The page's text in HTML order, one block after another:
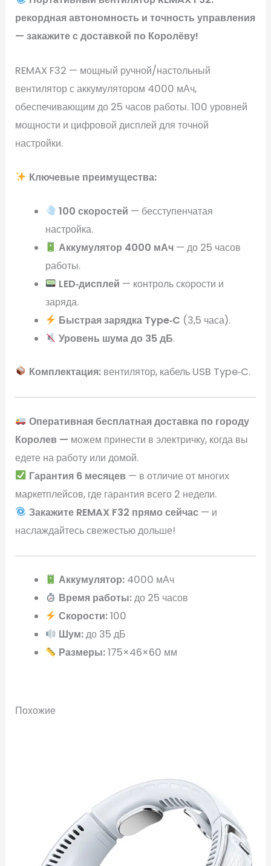
рекордная автономность и точность управления
— закажите с доставкой по Королёву!
REMAX F32 — мощный ручной/настольный
вентилятор с аккумулятором 4000 мАч,
обеспечивающим до 25 часов работы. 100 уровней
мощности и цифровой дисплей для точной
настройки.
Ключевые преимущества:
100 скоростей — бесступенчатая
настройка.
Аккумулятор 4000 мАч — до 25 часов
работы.
LED‑дисплей — контроль скорости и
заряда.
Быстрая зарядка Type‑C (3,5 часа).
Уровень шума до 35 дБ.
Комплектация:вентилятор, кабель USB Type‑C.
Оперативная бесплатная доставка по городу
Королев — можем принести в электричку, когда вы
едете на работу или домой.
Гарантия 6 месяцев — в отличие от многих
маркетплейсов, где гарантия всего 2 недели.
Закажите REMAX F32 прямо сейчас— и
наслаждайтесь свежестью дольше!
Аккумулятор: 4000 мАч
Время работы:до 25 часов
Скорости:100
Шум:до 35 дБ
Размеры:175×46×60 мм
Похожие